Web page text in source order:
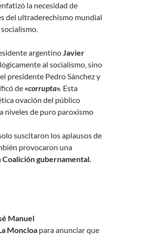
la necesidad de
del ultraderechismo mundial
argentinoJavier
al socialismo, sino
presidente Pedro Sánchez y
de «corrupta». Esta
ovación del público
niveles de puro paroxismo
suscitaron los aplausos de
provocaron una
Coalición gubernamental.
Manuel
Moncloa para anunciar que